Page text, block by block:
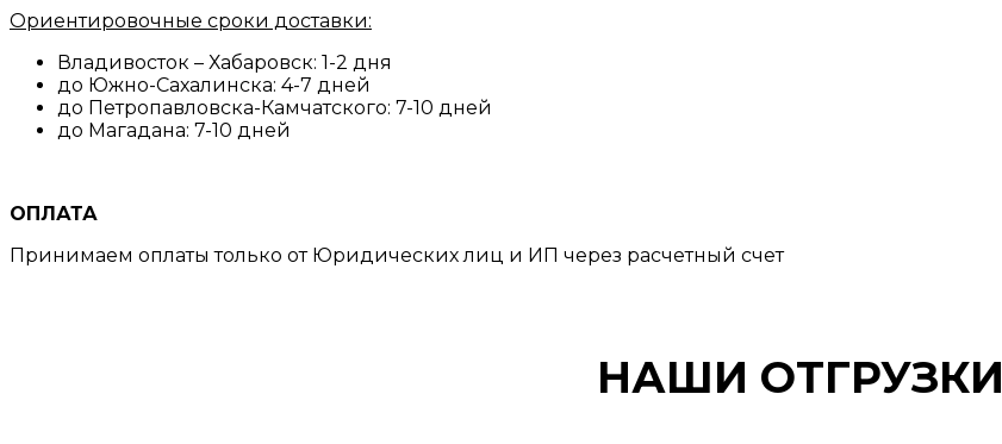
Ориентировочные сроки доставки:
Владивосток – Хабаровск: 1-2 дня
до Южно-Сахалинска: 4-7 дней
до Петропавловска-Камчатского: 7-10 дней
до Магадана: 7-10 дней
ОПЛАТА
Принимаем оплаты только от Юридических лиц и ИП через расчетный счет
НАШИ ОТГРУЗКИ